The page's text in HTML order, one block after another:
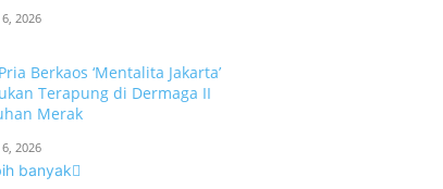
2026
Berkaos ‘Mentalita Jakarta’
Terapung di Dermaga II
Merak
2026
banyak